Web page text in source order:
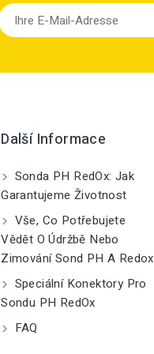
Další Informace
Sonda PH RedOx: Jak
Garantujeme Životnost
Vše, Co Potřebujete
Vědět O Údržbě Nebo
Zimování Sond PH A Redox
Speciální Konektory Pro
Sondu PH RedOx
FAQ